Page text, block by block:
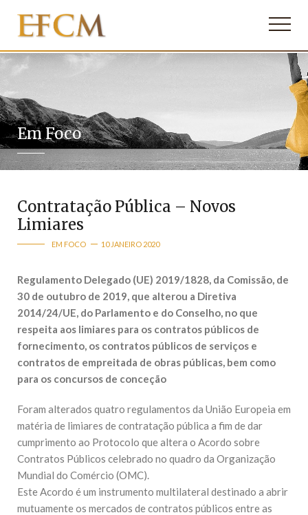
Em Foco
Contratação Pública – Novos
Limiares
EM FOCO 10 JANEIRO 2020
Regulamento Delegado (UE) 2019/1828, da Comissão, de
30 de outubro de 2019, que alterou a Diretiva
2014/24/UE, do Parlamento e do Conselho, no que
respeita aos limiares para os contratos públicos de
fornecimento, os contratos públicos de serviços e
contratos de empreitada de obras públicas, bem como
para os concursos de conceção
Foram alterados quatro regulamentos da União Europeia em
matéria de limiares de contratação pública a fim de dar
cumprimento ao Protocolo que altera o Acordo sobre
Contratos Públicos celebrado no quadro da Organização
Mundial do Comércio (OMC).
Este Acordo é um instrumento multilateral destinado a abrir
mutuamente os mercados de contratos públicos entre as